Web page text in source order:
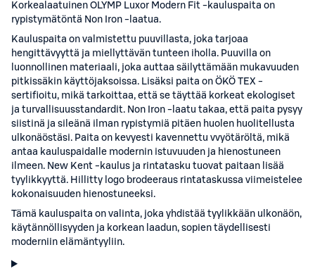
Korkealaatuinen OLYMP Luxor Modern Fit -kauluspaita on
rypistymätöntä Non Iron -laatua.
Kauluspaita on valmistettu puuvillasta, joka tarjoaa
hengittävyyttä ja miellyttävän tunteen iholla. Puuvilla on
luonnollinen materiaali, joka auttaa säilyttämään mukavuuden
pitkissäkin käyttöjaksoissa. Lisäksi paita on ÖKÖ TEX -
sertifioitu, mikä tarkoittaa, että se täyttää korkeat ekologiset
ja turvallisuusstandardit. Non Iron -laatu takaa, että paita pysyy
siistinä ja sileänä ilman rypistymiä pitäen huolen huolitellusta
ulkonäöstäsi. Paita on kevyesti kavennettu vvyötäröltä, mikä
antaa kauluspaidalle modernin istuvuuden ja hienostuneen
ilmeen. New Kent -kaulus ja rintatasku tuovat paitaan lisää
tyylikkyyttä. Hillitty logo brodeeraus rintataskussa viimeistelee
kokonaisuuden hienostuneeksi.
Tämä kauluspaita on valinta, joka yhdistää tyylikkään ulkonäön,
käytännöllisyyden ja korkean laadun, sopien täydellisesti
moderniin elämäntyyliin.